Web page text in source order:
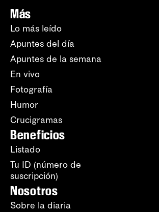
Más
Lo más leído
Apuntes del día
Apuntes de la semana
En vivo
Fotografía
Humor
Crucigramas
Beneficios
Listado
Tu ID (número de
suscripción)
Nosotros
Sobre la diaria